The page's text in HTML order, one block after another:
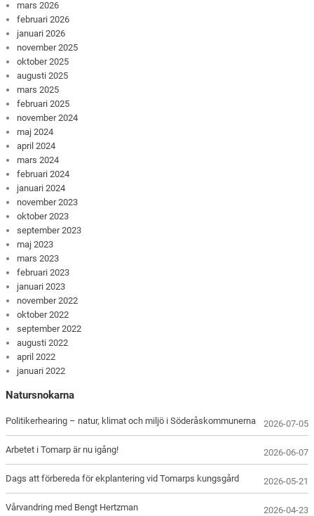
mars 2026
februari 2026
januari 2026
november 2025
oktober 2025
augusti 2025
mars 2025
februari 2025
november 2024
maj 2024
april 2024
mars 2024
februari 2024
januari 2024
november 2023
oktober 2023
september 2023
maj 2023
mars 2023
februari 2023
januari 2023
november 2022
oktober 2022
september 2022
augusti 2022
april 2022
januari 2022
Natursnokarna
Politikerhearing – natur, klimat och miljö i Söderåskommunerna 2026-07-05
Arbetet i Tomarp är nu igång! 2026-06-07
Dags att förbereda för ekplantering vid Tomarps kungsgård 2026-05-21
Vårvandring med Bengt Hertzman 2026-04-23